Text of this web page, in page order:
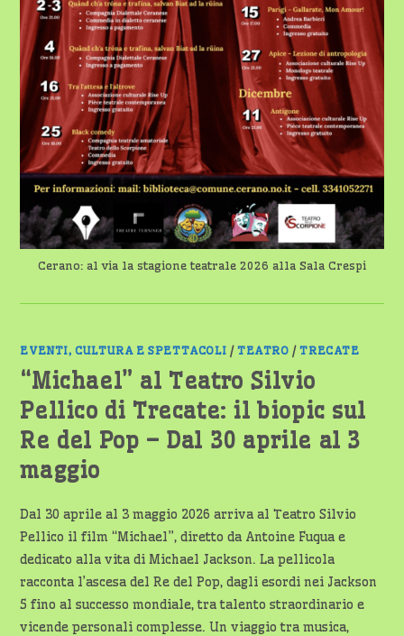
Cerano: al via la stagione teatrale 2026 alla Sala Crespi
EVENTI, CULTURA E SPETTACOLI /TEATRO /TRECATE
“Michael” al Teatro Silvio
Pellico di Trecate: il biopic sul
Re del Pop – Dal 30 aprile al 3
maggio
Dal 30 aprile al 3 maggio 2026 arriva al Teatro Silvio
Pellico il film “Michael”, diretto da Antoine Fuqua e
dedicato alla vita di Michael Jackson. La pellicola
racconta l’ascesa del Re del Pop, dagli esordi nei Jackson
5 fino al successo mondiale, tra talento straordinario e
vicende personali complesse. Un viaggio tra musica,